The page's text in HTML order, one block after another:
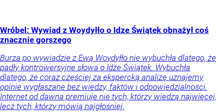
Wróbel: Wywiad z Woydyłło o Idze Świątek obnażył coś
znacznie gorszego
Burza po wywiadzie z Ewą Woydyłło nie wybuchła dlatego, że
padły kontrowersyjne słowa o Idze Świątek. Wybuchła
dlatego, że coraz częściej za ekspercką analizę uznajemy
opinie wygłaszane bez wiedzy, faktów i odpowiedzialności.
Internet od dawna premiuje nie tych, którzy wiedzą najwięcej,
lecz tych, którzy mówią najgłośniej.